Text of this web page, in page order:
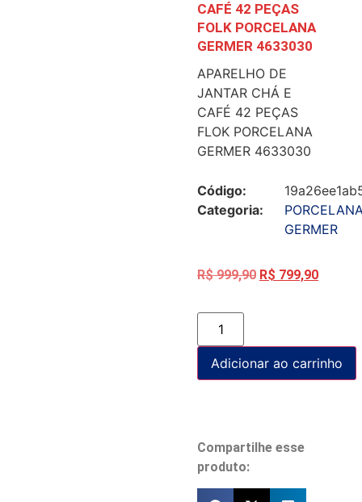
CAFÉ 42 PEÇAS
FOLK PORCELANA
GERMER 4633030
APARELHO DE
JANTAR CHÁ E
CAFÉ 42 PEÇAS
FLOK PORCELANA
GERMER 4633030
Código:
Categoria:
GERMER
R$999,90 R$ 799,90
Adicionar ao carrinho
Compartilhe esse
produto: